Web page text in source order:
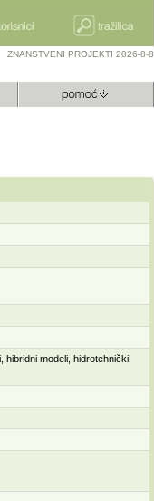
ZNANSTVENI PROJEKTI 2026-8-8
hibridni modeli, hidrotehnički